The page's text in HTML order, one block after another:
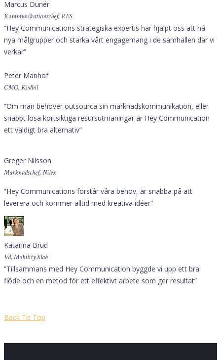
Marcus Dunér
Kommunikationschef, RES
“Hey Communications strategiska expertis har hjälpt oss att nå
nya målgrupper och stärka vårt engagemang i de samhällen där vi
verkar”
Peter Manhof
CMO, Kvdbil
”Om man behöver outsourca sin marknadskommunikation, eller
snabbt lösa kortsiktiga resursutmaningar är Hey Communication
ett väldigt bra alternativ”
Greger Nilsson
Marknadschef, Nilex
”Hey Communications förstår våra behov, är snabba på att
leverera och kommer alltid med kreativa idéer”
Katarina Brud
Vd, MobilityXlab
”Tillsammans med Hey Communication byggde vi upp ett bra
flöde och en metod för ett effektivt arbete som ger resultat”
Back To Top